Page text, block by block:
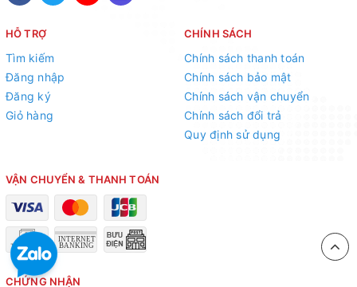
0,6 x 0,7 m, trộn đều 20 – 40 kg phân hữu cơ hoai, 10 – 20
g Regent e diệt kiến, mối, sùng, 300 – 500 g hỗn hợp NPK
16 – 16 – 8, từ 0,5 – 1.0 kg vôi với đất mặt rồi gạt xuống
hố.
HỖ TRỢ
Tìm kiếm
Đăng nhập
Đăng ký
Giỏ hàng
CHÍNH SÁCH
Chính sách thanh toán
Chính sách bảo mật
Chính sách vận chuyển
Chính sách đổi trả
Quy định sử dụng
VẬN CHUYỂN & THANH TOÁN
CHỨNG NHẬN